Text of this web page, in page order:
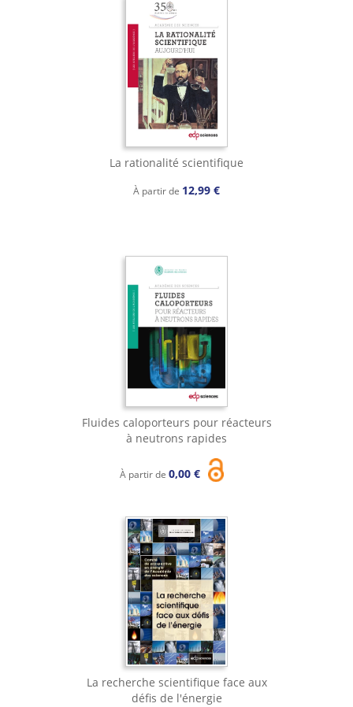
La rationalité scientifique
À partir de 12,99 €
Fluides caloporteurs pour réacteurs
à neutrons rapides
À partir de 0,00 €
La recherche scientifique face aux
défis de l'énergie